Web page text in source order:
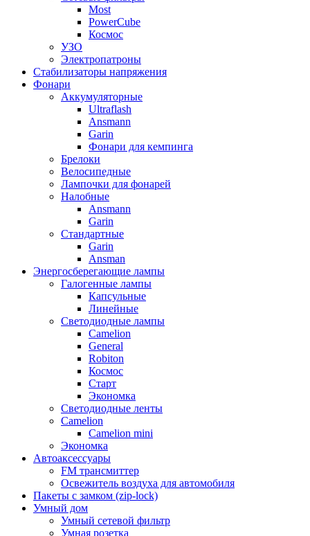
Most
PowerCube
Космос
УЗО
Электропатроны
Стабилизаторы напряжения
Фонари
Аккумуляторные
Ultraflash
Ansmann
Garin
Фонари для кемпинга
Брелоки
Велосипедные
Лампочки для фонарей
Налобные
Ansmann
Garin
Стандартные
Garin
Ansman
Энергосберегающие лампы
Галогенные лампы
Капсульные
Линейные
Светодиодные лампы
Camelion
General
Robiton
Космос
Старт
Экономка
Светодиодные ленты
Camelion
Camelion mini
Экономка
Автоаксессуары
FM трансмиттер
Освежитель воздуха для автомобиля
Пакеты с замком (zip-lock)
Умный дом
Умный сетевой фильтр
Умная розетка